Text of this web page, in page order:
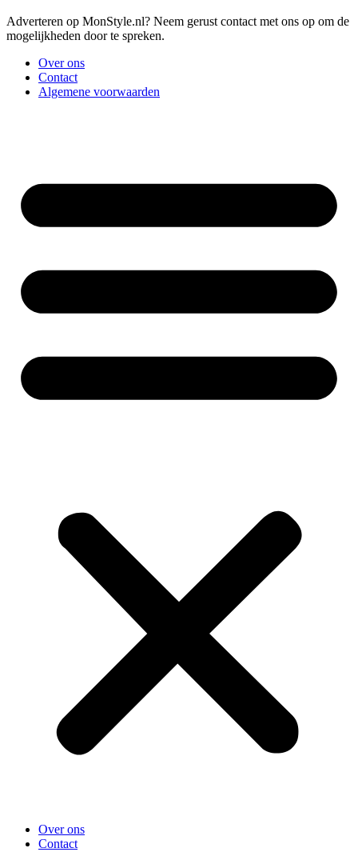
Adverteren op MonStyle.nl? Neem gerust contact met ons op om de
mogelijkheden door te spreken.
Over ons
Contact
Algemene voorwaarden
Over ons
Contact